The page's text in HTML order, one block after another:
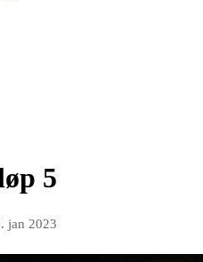
5
jan 2023